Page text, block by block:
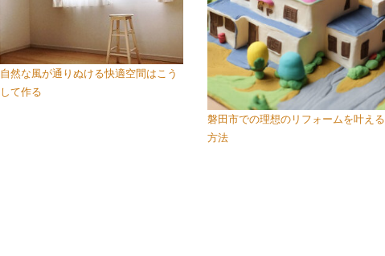
自然な風が通りぬける快適空間はこう
して作る
磐田市での理想のリフォームを叶える
方法